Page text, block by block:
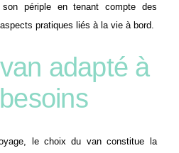
périple en tenant compte des
pratiques liés à la vie à bord.
adapté à
le choix du van constitue la